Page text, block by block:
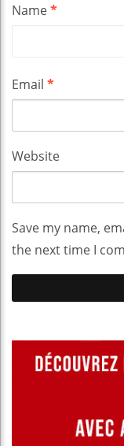
Name*
Email *
Website
Save my name,
the next time I